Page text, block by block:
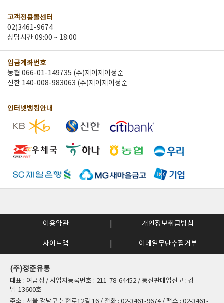
고객전용콜센터
02)3461-9674
상담시간 09:00 ~ 18:00
입금계좌번호
농협 066-01-149735 (주)제이제이정준
신한 140-008-983063 (주)제이제이정준
인터넷뱅킹안내
이용약관 개인정보취급방침
사이트맵 이메일무단수집거부
(주)정준유통
대표 : 여금성 / 사업자등록번호 : 211-78-64452 / 통신판매업신고 : 강
남-13600호